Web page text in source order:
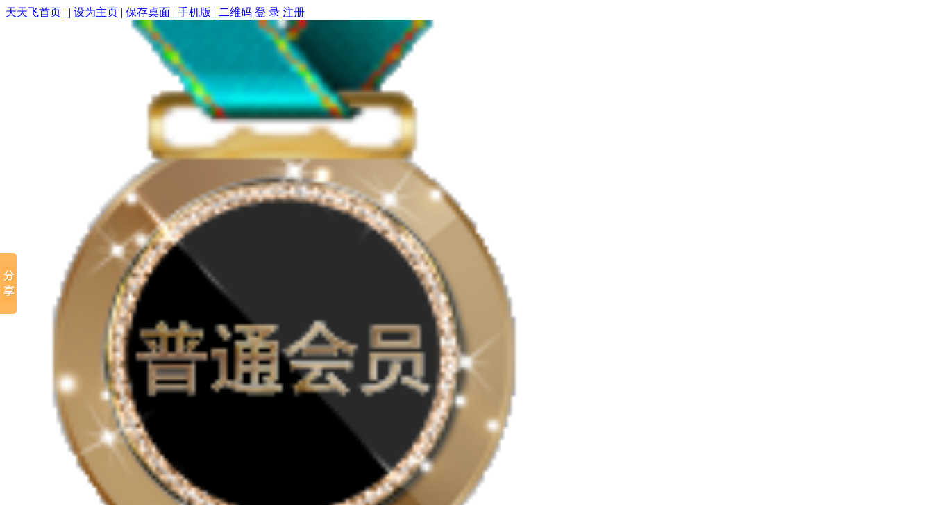
天天飞首页 | | 设为主页 | 保存桌面 | 手机版 | 二维码 登 录 注册